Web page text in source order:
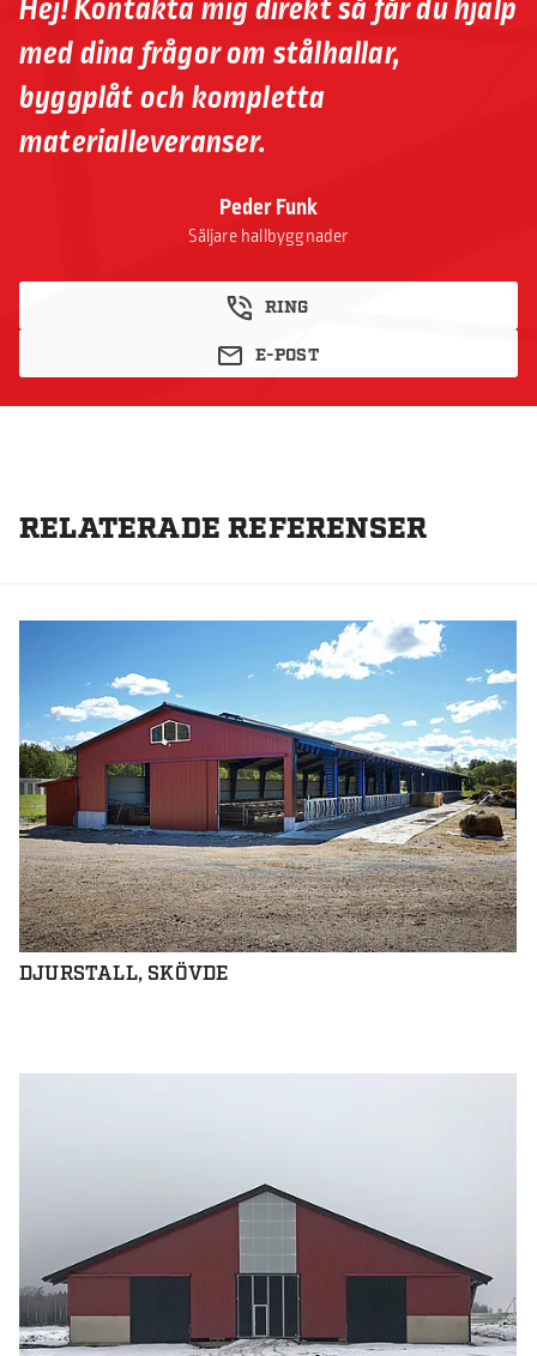
Peder Funk
Säljare hallbyggnader
RING
E-POST
Hej! Kontakta mig direkt så får du hjälp
med dina frågor om stålhallar,
byggplåt och kompletta
materialleveranser.
RELATERADE REFERENSER
DJURSTALL, SKÖVDE